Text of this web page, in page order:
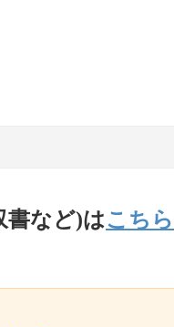
書など)はこちら